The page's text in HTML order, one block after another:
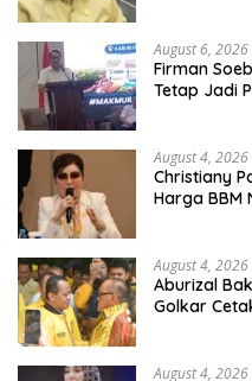
August 6, 2026
Firman
Tetap Jadi
August 4, 2026
Christiany
Harga BBM
August 4, 2026
Aburizal
Golkar
August 4, 2026